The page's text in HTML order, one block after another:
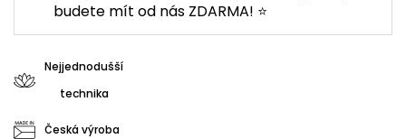
budete mít od nás ZDARMA! ⭐
Nejjednodušší
technika
Česká výroba